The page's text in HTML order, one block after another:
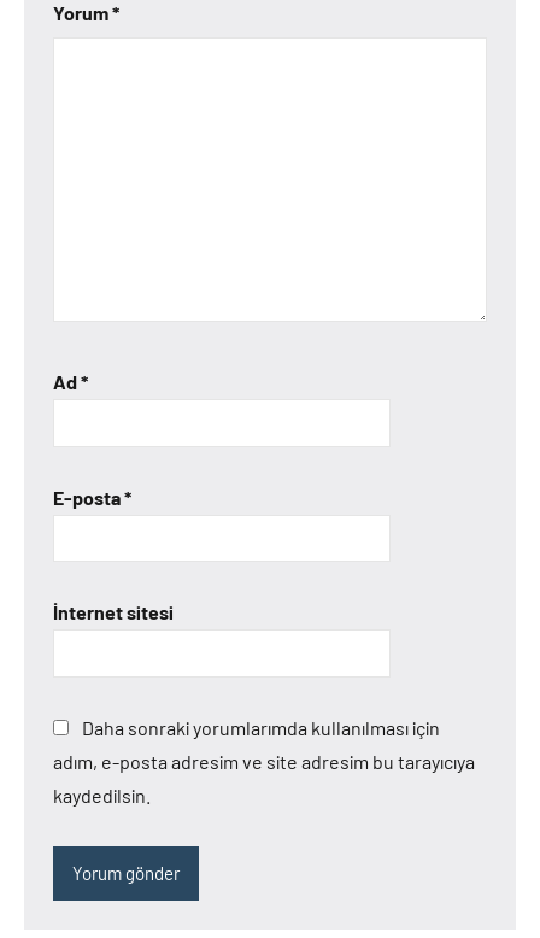
Yorum*
Ad*
E-posta*
İnternet sitesi
Daha sonraki yorumlarımda kullanılması için
adım, e-posta adresim ve site adresim bu tarayıcıya
kaydedilsin.